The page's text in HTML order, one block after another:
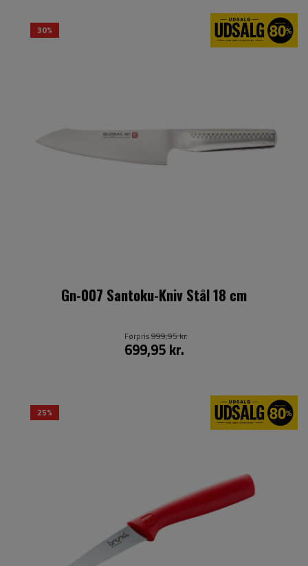
30%
Gn-007 Santoku-Kniv Stål 18 cm
699,95 kr.
Førpris999,95 kr.
25%